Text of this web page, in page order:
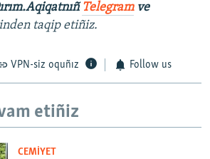
Telegramve
taqip etiñiz.
VPN-siz oquñız Follow us
etiñiz
CEMİYET